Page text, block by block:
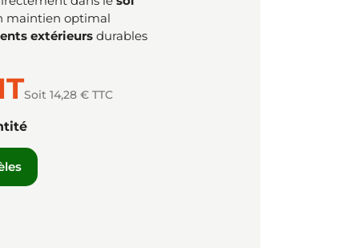
maintien optimal
extérieurs durables
Soit 14,28 € TTC